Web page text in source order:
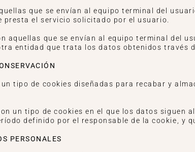
que se envían al equipo terminal del
presta el servicio solicitado por el usuario.
aquellas que se envían al equipo terminal del
entidad que trata los datos obtenidos través
un tipo de cookies diseñadas para recabar y
un tipo de cookies en el que los datos siguen
definido por el responsable de la cookie, y
PERSONALES